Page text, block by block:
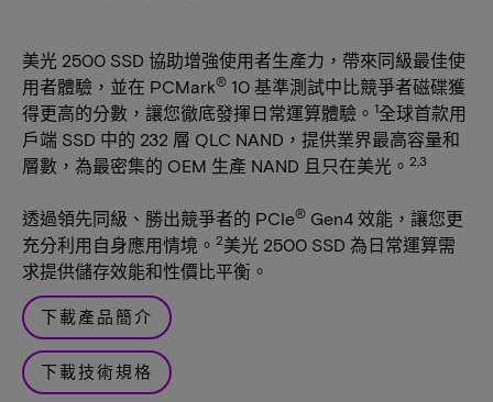
美光 2500 SSD 協助增強使用者生產力，帶來同級最佳使
用者體驗，並在 PCMark® 10 基準測試中比競爭者磁碟獲
得更高的分數，讓您徹底發揮日常運算體驗。 1全球首款用
戶端 SSD 中的 232 層 QLC NAND，提供業界最高容量和
層數，為最密集的 OEM 生產 NAND 且只在美光。 2,3
透過領先同級、勝出競爭者的 PCIe® Gen4 效能，讓您更
充分利用自身應用情境。 2美光 2500 SSD 為日常運算需
求提供儲存效能和性價比平衡。
下載產品簡介
下載技術規格